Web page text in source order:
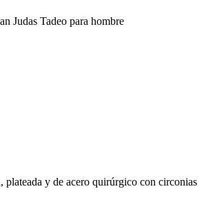
Judas Tadeo para hombre
y de acero quirúrgico con circonias